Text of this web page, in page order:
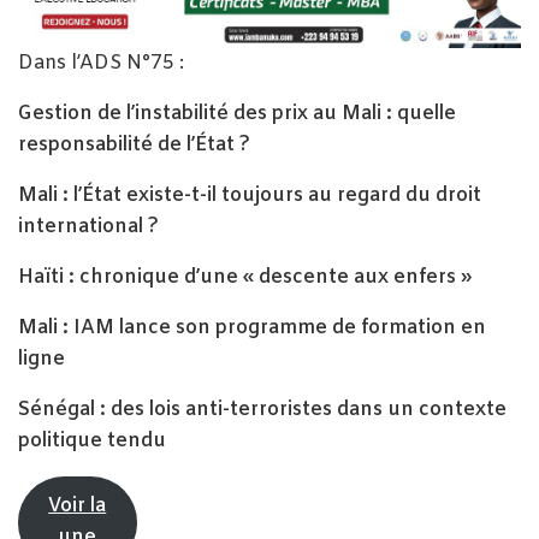
Dans l’ADS N°75 :
Gestion de l’instabilité des prix au Mali : quelle
responsabilité de l’État ?
Mali : l’État existe-t-il toujours au regard du droit
international ?
Haïti : chronique d’une « descente aux enfers »
Mali : IAM lance son programme de formation en
ligne
Sénégal : des lois anti-terroristes dans un contexte
politique tendu
Voir la